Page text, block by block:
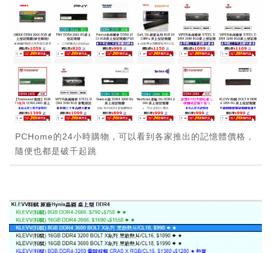
PCHome的24小時購物，可以看到各家推出的記憶體價格，
隨便也都是破千起跳